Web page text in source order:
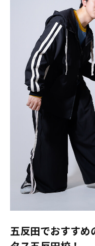
五反田でおすすめ